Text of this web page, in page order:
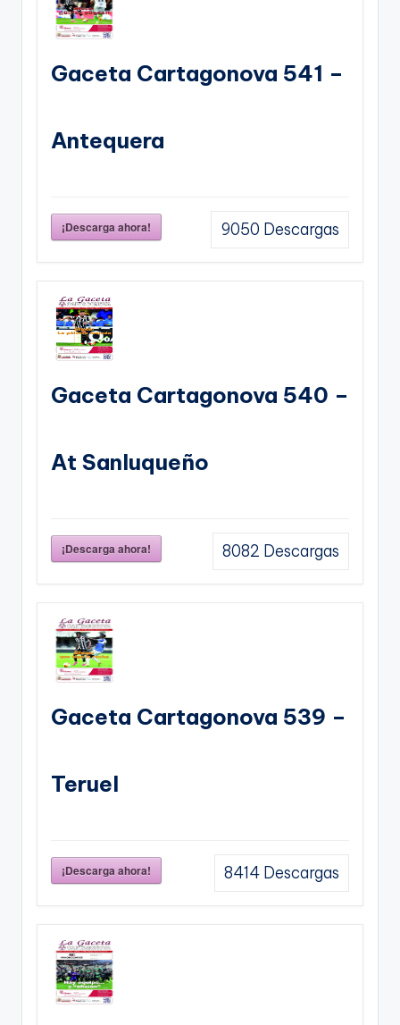
Gaceta Cartagonova 541 –
Antequera
¡Descarga ahora! 9050 Descargas
Gaceta Cartagonova 540 –
At Sanluqueño
¡Descarga ahora! 8082 Descargas
Gaceta Cartagonova 539 –
Teruel
¡Descarga ahora! 8414 Descargas